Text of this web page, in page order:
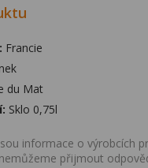
Francie
du Mat
Sklo 0,75l
informace o výrobcích
přijmout